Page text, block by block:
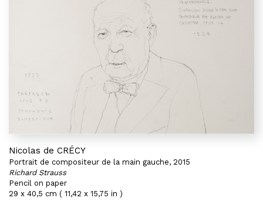
Nicolas de CRÉCY
Portrait de compositeur de la main gauche, 2015
Richard Strauss
Pencil on paper
29 x 40,5 cm ( 11,42 x 15,75 in )